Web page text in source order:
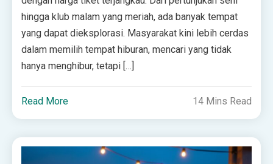
hingga klub malam yang meriah, ada banyak tempat
yang dapat dieksplorasi. Masyarakat kini lebih cerdas
dalam memilih tempat hiburan, mencari yang tidak
hanya menghibur, tetapi […]
Read More 14 Mins Read